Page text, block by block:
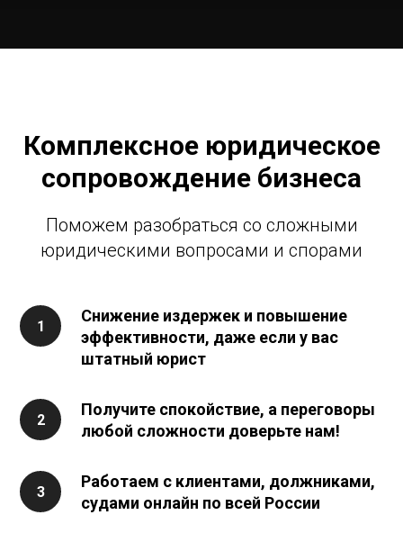
Комплексное юридическое
сопровождение бизнеса
Поможем разобраться со сложными
юридическими вопросами и спорами
Снижение издержек и повышение
эффективности, даже если у вас
штатный юрист
Получите спокойствие, а переговоры
любой сложности доверьте нам!
Работаем с клиентами, должниками,
судами онлайн по всей России